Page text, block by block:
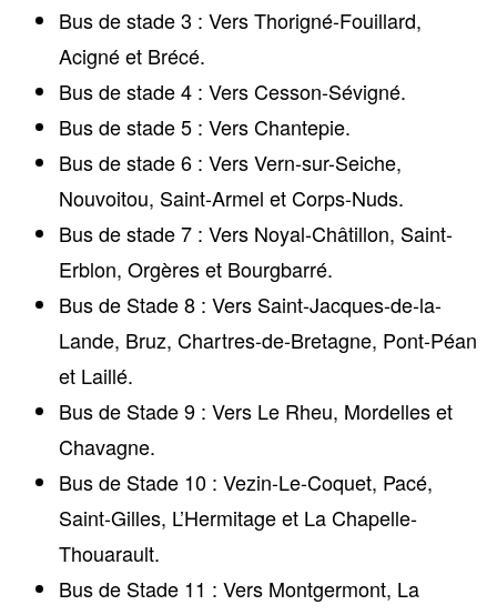
Bus de stade 3 : Vers Thorigné-Fouillard,
Acigné et Brécé.
Bus de stade 4 : Vers Cesson-Sévigné.
Bus de stade 5 : Vers Chantepie.
Bus de stade 6 : Vers Vern-sur-Seiche,
Nouvoitou, Saint-Armel et Corps-Nuds.
Bus de stade 7 : Vers Noyal-Châtillon, Saint-
Erblon, Orgères et Bourgbarré.
Bus de Stade 8 : Vers Saint-Jacques-de-la-
Lande, Bruz, Chartres-de-Bretagne, Pont-Péan
et Laillé.
Bus de Stade 9 : Vers Le Rheu, Mordelles et
Chavagne.
Bus de Stade 10 : Vezin-Le-Coquet, Pacé,
Saint-Gilles, L’Hermitage et La Chapelle-
Thouarault.
Bus de Stade 11 : Vers Montgermont, La